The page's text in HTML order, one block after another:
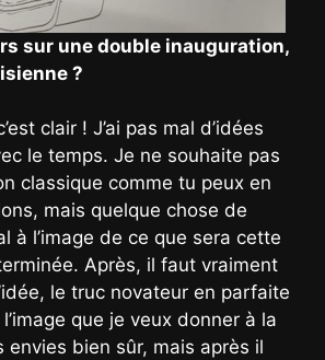
sur une double inauguration,
?
clair ! J’ai pas mal d’idées
le temps. Je ne souhaite pas
classique comme tu peux en
mais quelque chose de
à l’image de ce que sera cette
Après, il faut vraiment
le truc novateur en parfaite
que je veux donner à la
envies bien sûr, mais après il